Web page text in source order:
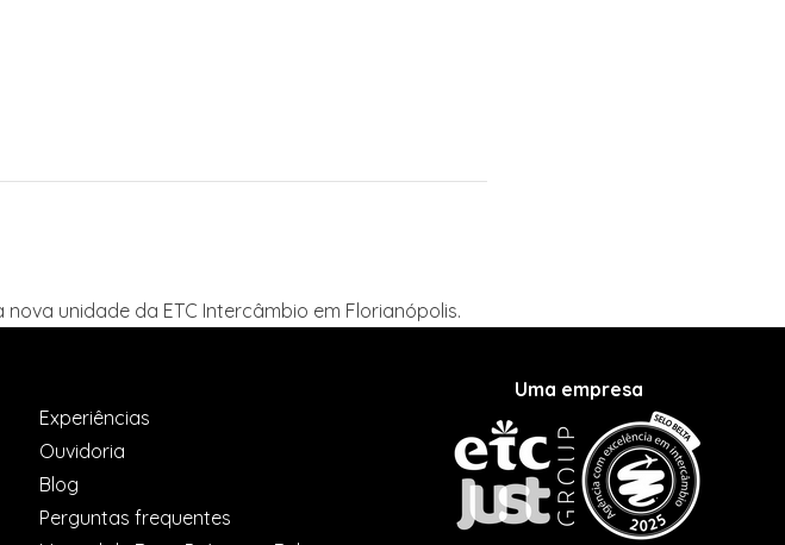
unidade da ETC Intercâmbio em Florianópolis.
Experiências
Ouvidoria
Blog
Perguntas frequentes
Uma empresa